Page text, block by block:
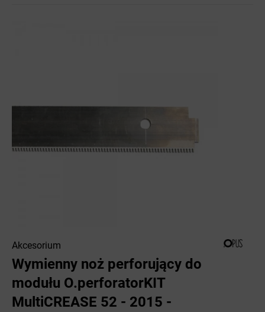
Akcesorium
Wymienny noż perforujący do
modułu O.perforatorKIT
MultiCREASE 52 - 2015 -